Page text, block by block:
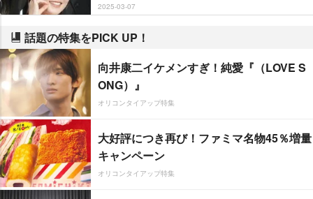
2025-03-07
話題の特集をPICK UP！
向井康二イケメンすぎ！純愛『（LOVE S
ONG）』
オリコンタイアップ特集
大好評につき再び！ファミマ名物45％増量
キャンペーン
オリコンタイアップ特集